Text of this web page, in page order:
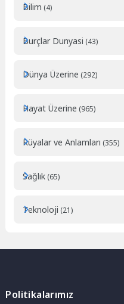
Bilim (4)
Burçlar Dunyasi (43)
Dünya Üzerine (292)
Hayat Üzerine (965)
Rüyalar ve Anlamları (355)
Sağlık (65)
Teknoloji (21)
Politikalarımız